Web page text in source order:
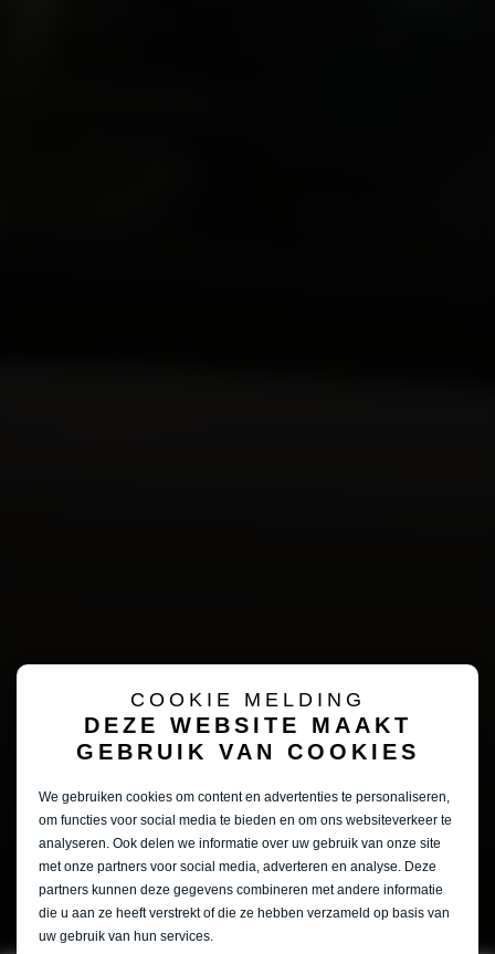
COOKIE MELDING
DEZE WEBSITE MAAKT
GEBRUIK VAN COOKIES
We gebruiken cookies om content en advertenties te personaliseren,
om functies voor social media te bieden en om ons websiteverkeer te
analyseren. Ook delen we informatie over uw gebruik van onze site
met onze partners voor social media, adverteren en analyse. Deze
partners kunnen deze gegevens combineren met andere informatie
die u aan ze heeft verstrekt of die ze hebben verzameld op basis van
uw gebruik van hun services.